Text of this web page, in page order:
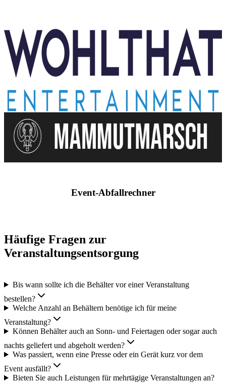
Event-Abfallrechner
Häufige Fragen zur
Veranstaltungsentsorgung
Bis wann sollte ich die Behälter vor einer Veranstaltung
bestellen?
Welche Anzahl an Behältern benötige ich für meine
Veranstaltung?
Können Behälter auch an Sonn- und Feiertagen oder sogar auch
nachts geliefert und abgeholt werden?
Was passiert, wenn eine Presse oder ein Gerät kurz vor dem
Event ausfällt?
Bieten Sie auch Leistungen für mehrtägige Veranstaltungen an?